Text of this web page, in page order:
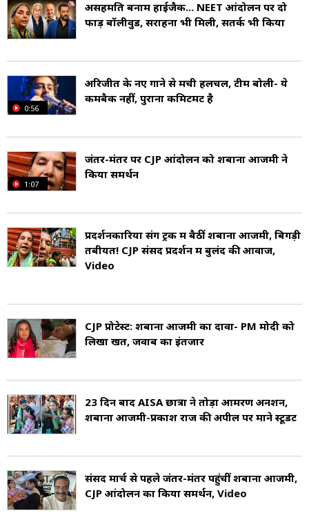
के राष्ट्रपति ने उन्हें राज्यसभा की मनोनीत सदस्यता प्रदान
2019 के भारतीय आम चुनाव में, शबाना आज़मी ने
कन्हैया कुमार के लिए सक्रिय रूप से प्रचार किया था.
कन्हैया, भारतीय कम्युनिस्ट पार्टी (CPI) के टिकट पर
बिहार के बेगूसराय से चुनाव लड़े थे (Shabana Azmi
Supports Kanhaiya Kumar).
शबाना आज़मी ने 1974 में अपने फिल्मी करियर की
शुरुआत की और जल्द ही समानांतर सिनेमा (Shabana
से एक बन गईं. आजमी तब से मुख्यधारा और स्वतंत्र सिनेमा
दोनों में 120 से अधिक हिंदी फिल्मों में दिखाई दी हैं.
अंकुर, अर्थ, खंडर, पार, गॉडमदर, मासूम, अवतार उनकी
प्रमुख फिल्में हैं. (Shabana Azmi Hit Movies).
उनका जन्म 18 सितंबर 1950 को हैदराबाद
वो एक शिया परिवार से ताल्लुक रखती है. शबाना, कवि
कैफी आजमी (Kaifi Azmi) और मंच अभिनेत्री शौकत
आजमी (Shaukat Azmi) की बेटी है (Shabana
असहमति बनाम हाईजैक... NEET आंदोलन पर दो
फाड़ बॉलीवुड, सराहना भी मिली, सतर्क भी किया
0:56
अरिजीत के नए गाने से मची हलचल, टीम बोली- ये
कमबैक नहीं, पुराना कमिटमेंट है
1:07
जंतर-मंतर पर CJP आंदोलन को शबाना आजमी ने
किया समर्थन
प्रदर्शनकारियों संग ट्रक में बैठीं शबाना आजमी, बिगड़ी
तबीयत! CJP संसद प्रदर्शन में बुलंद की आवाज,
Video
CJP प्रोटेस्ट: शबाना आजमी का दावा- PM मोदी को
लिखा खत, जवाब का इंतजार
23 दिन बाद AISA छात्रों ने तोड़ा आमरण अनशन,
शबाना आजमी-प्रकाश राज की अपील पर माने स्टूडेंट
संसद मार्च से पहले जंतर-मंतर पहुंचीं शबाना आजमी,
CJP आंदोलन का किया समर्थन, Video